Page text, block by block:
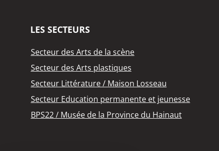
LES SECTEURS
Secteur des Arts de la scène
Secteur des Arts plastiques
Secteur Littérature / Maison Losseau
Secteur Education permanente et jeunesse
BPS22 / Musée de la Province du Hainaut